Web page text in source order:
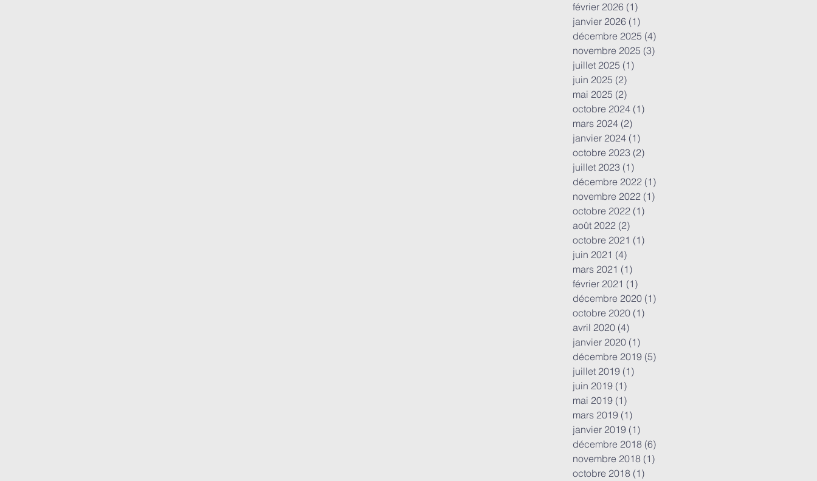
février 2026 (1)
janvier 2026 (1)
décembre 2025 (4)
novembre 2025 (3)
juillet 2025 (1)
juin 2025 (2)
mai 2025 (2)
octobre 2024 (1)
mars 2024 (2)
janvier 2024 (1)
octobre 2023 (2)
juillet 2023 (1)
décembre 2022 (1)
novembre 2022 (1)
octobre 2022 (1)
août 2022 (2)
octobre 2021 (1)
juin 2021 (4)
mars 2021 (1)
février 2021 (1)
décembre 2020 (1)
octobre 2020 (1)
avril 2020 (4)
janvier 2020 (1)
décembre 2019 (5)
juillet 2019 (1)
juin 2019 (1)
mai 2019 (1)
mars 2019 (1)
janvier 2019 (1)
décembre 2018 (6)
novembre 2018 (1)
octobre 2018 (1)